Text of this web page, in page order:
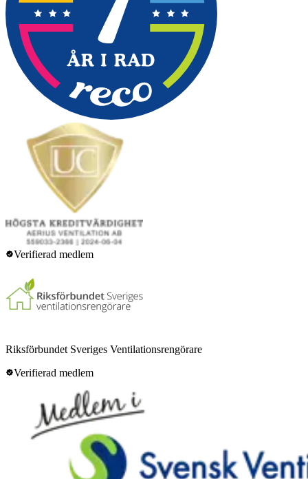
Verifierad medlem
Riksförbundet Sveriges Ventilationsrengörare
Verifierad medlem